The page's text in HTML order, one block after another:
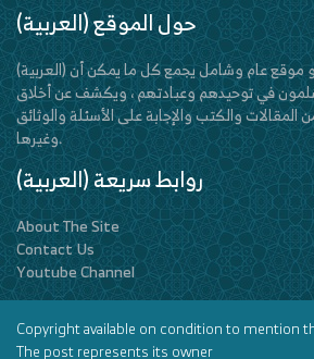
(العربية) حول الموقع
(العربية) موقع الإسلام العتيق هو موقع عام وشامل يجمع كل ما يمكن أن
في توحيدهم وعبادتهم ، ويكشف عن أخلاق
والكتب والإجابة على الأسئلة والوثائق
وغيرها.
(العربية) روابط سريعة
About The Site
Contact Us
Youtube Channel
Copyright available on condition to mention
The post represents its owner